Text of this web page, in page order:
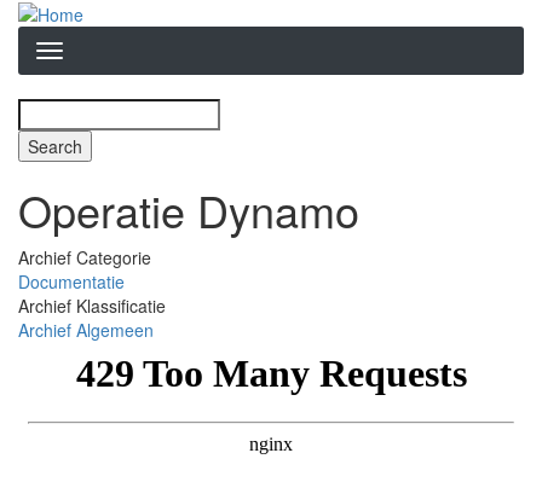
Overslaan
en
inhoud
gaan
Zoekveld
Operatie Dynamo
Archief Categorie
Documentatie
Archief Klassificatie
Archief Algemeen